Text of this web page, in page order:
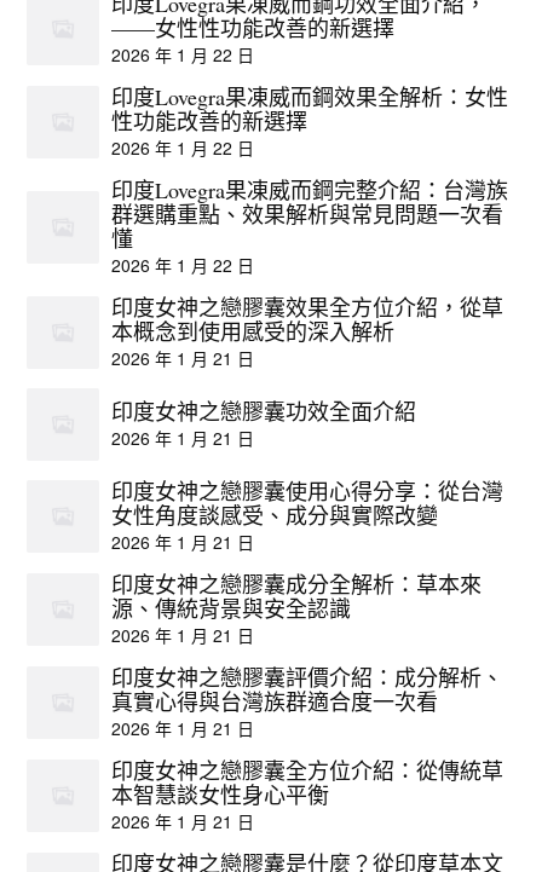
——女性性功能改善的新選擇
2026 年 1 月 22 日
印度Lovegra果凍威而鋼效果全解析：女性
性功能改善的新選擇
2026 年 1 月 22 日
印度Lovegra果凍威而鋼完整介紹：台灣族
群選購重點、效果解析與常見問題一次看
懂
2026 年 1 月 22 日
印度女神之戀膠囊效果全方位介紹，從草
本概念到使用感受的深入解析
2026 年 1 月 21 日
印度女神之戀膠囊功效全面介紹
2026 年 1 月 21 日
印度女神之戀膠囊使用心得分享：從台灣
女性角度談感受、成分與實際改變
2026 年 1 月 21 日
印度女神之戀膠囊成分全解析：草本來
源、傳統背景與安全認識
2026 年 1 月 21 日
印度女神之戀膠囊評價介紹：成分解析、
真實心得與台灣族群適合度一次看
2026 年 1 月 21 日
印度女神之戀膠囊全方位介紹：從傳統草
本智慧談女性身心平衡
2026 年 1 月 21 日
印度女神之戀膠囊是什麼？從印度草本文